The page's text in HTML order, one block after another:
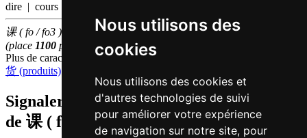
Nous utilisons des
cookies
Nous utilisons des cookies et
d'autres technologies de suivi
pour améliorer votre expérience
de navigation sur notre site, pour
dire | cours
课 ( fo / fo3 ) fait partie des3000caractères chinoisles plus utilisés
(place 1100 parmi lescaractères individuels
Plus de caractères qui se prononcent
货 (produits)
Signaler traduction fausse ou manquante
de 课 ( fo / fo3 )